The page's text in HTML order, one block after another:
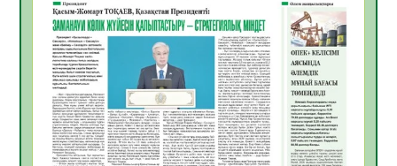
06.08.2026
45
Көкжөтел ауруы туралы
06.08.2026
41
АПВ вакцинасы туралы мәлімет
06.08.2026
40